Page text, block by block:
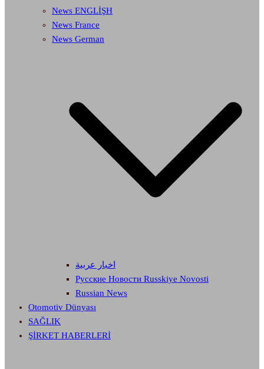
News ENGLİŞH
News France
News German
اخبار عربية
Русские Новости Russkiye Novosti
Russian News
Otomotiv Dünyası
SAĞLIK
ŞİRKET HABERLERİ